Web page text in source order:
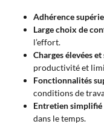
Adhérence
Large choix de
l’effort.
Charges élevées
productivité et
Fonctionnalités
conditions de
Entretien simplifié
dans le temps.